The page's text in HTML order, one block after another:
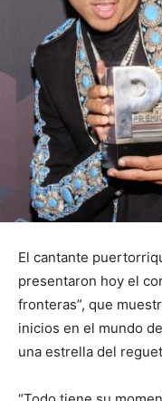
El cantante
presentaron hoy el
fronteras”, que
inicios en el mundo
una estrella del